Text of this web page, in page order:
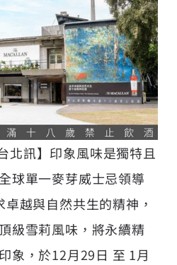
北訊】印象風味是獨特且
球單一麥芽威士忌領導
卓越與自然共生的精神，
級雪莉風味，將永續精
象，於12月29日 至 1月